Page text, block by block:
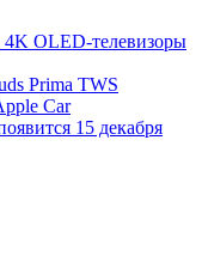
OLED-телевизоры
Prima TWS
Car
15 декабря